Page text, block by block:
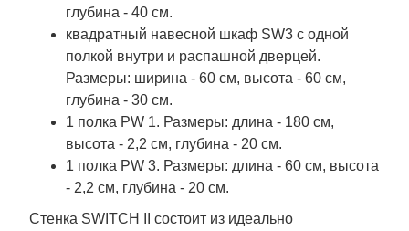
глубина - 40 см.
квадратный навесной шкаф SW3 с одной
полкой внутри и распашной дверцей.
Размеры: ширина - 60 см, высота - 60 см,
глубина - 30 см.
1 полка PW 1. Размеры: длина - 180 см,
высота - 2,2 см, глубина - 20 см.
1 полка PW 3. Размеры: длина - 60 см, высота
- 2,2 см, глубина - 20 см.
Стенка SWITCH II состоит из идеально